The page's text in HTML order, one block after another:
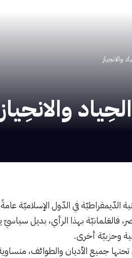
والانحِياز
والانحِياز
الدّيمقراطيّة في الدّول الإسلاميّة
فالعَلمانيّة بهذا الرأي، بديل
وحزبيّة أخرى.
جميع الأديان والطوائف،